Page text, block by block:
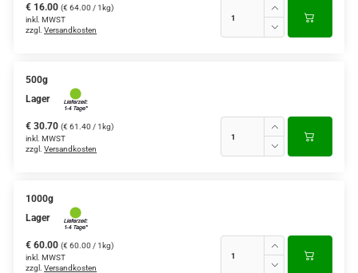
€ 16.00 (€ 64.00 / 1kg)
inkl. MWST
zzgl. Versandkosten
500g
Lager
€ 30.70 (€ 61.40 / 1kg)
inkl. MWST
zzgl. Versandkosten
1000g
Lager
€ 60.00 (€ 60.00 / 1kg)
inkl. MWST
zzgl. Versandkosten